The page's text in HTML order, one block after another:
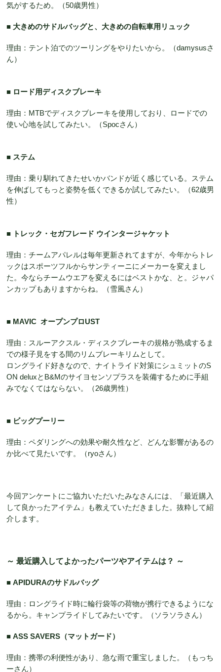
気がするため。（50歳男性）
■ 大きめのサドルバッグと、大きめの自転車用リュック
理由：テント泊でのツーリングをやりたいから。（damysusさ
ん）
■ ロード用ディスクブレーキ
理由：MTBでディスクブレーキを使用しており、ロードでの
使い心地を試してみたい。（Spocさん）
■ ステム
理由：乗り馴れてきたせいかバンドが近く感じている。ステム
を伸ばしてもっと姿勢を低くできるか試してみたい。（62歳男
性）
■ トレック・セガフレード ウインタージャケット
理由：チームアパレルは毎年更新されてますが、今年からトレ
ックはスポーツフルからサンティーニにメーカーを変えまし
た。今ならチームウエアを変えるにはベストかな、と。ジャパ
ンカップもありますからね。（雪風さん）
■ MAVIC オープンプロUST
理由：スルーアクスル・ディスクブレーキの規格が熟成するま
での様子見をする間のリムブレーキリムとして。
ロングライド好きなので、ナイトライド対策にシュミットのS
ON deluxとB&Mのサイヨセンソプラスを装備するために手組
みでなくてはならない。（26歳男性）
■ ビッグプーリー
理由：ペダリングへの効果や耐久性など、どんな影響があるの
か比べて見たいです。（ryoさん）
今回アンケートにご協力いただいたみなさんには、「最近購入
して良かったアイテム」も教えていただきました。抜粋して紹
介します。
～ 最近購入してよかったパーツやアイテムは？ ～
■ APIDURAのサドルバッグ
理由：ロングライド時に輪行袋等の荷物が携行できるようにな
るから。キャンプライドしてみたいです。（ソラソラさん）
■ ASS SAVERS（マットガード）
理由：携帯の利便性があり、急な雨で重宝しました。（もっち
ーさん）